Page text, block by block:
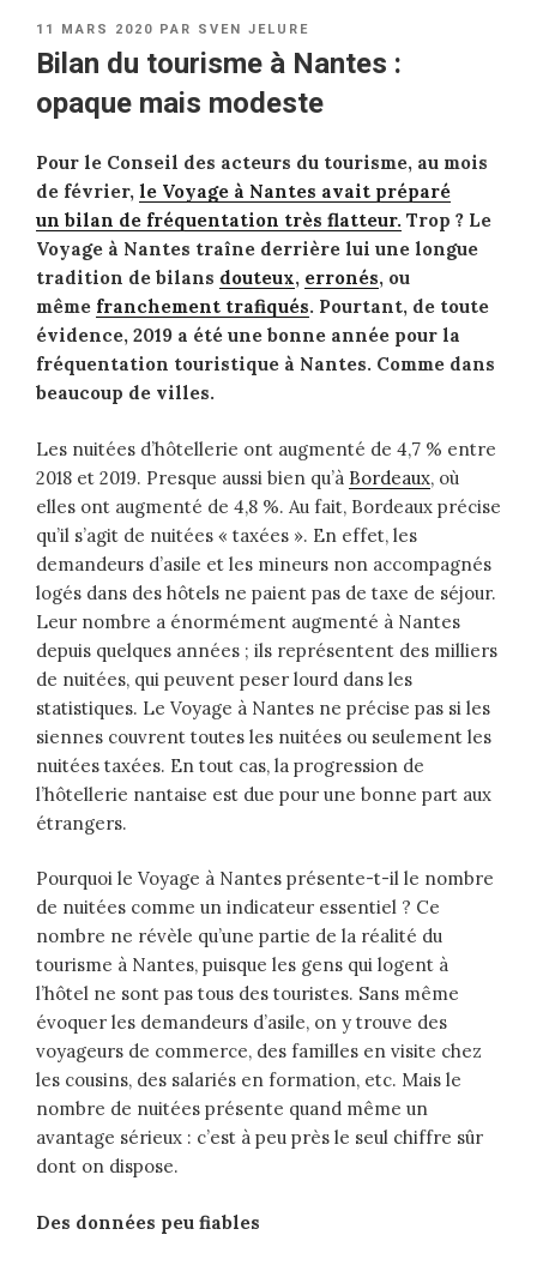
PUBLIÉ
LE
11 MARS 2020 PAR SVEN JELURE
Bilan du tourisme à Nantes :
opaque mais modeste
Pour le Conseil des acteurs du tourisme, au mois
de février, le Voyage à Nantes avait préparé
un bilan de fréquentation très flatteur. Trop ? Le
Voyage à Nantes traîne derrière lui une longue
tradition de bilans douteux, erronés, ou
même franchement trafiqués. Pourtant, de toute
évidence, 2019 a été une bonne année pour la
fréquentation touristique à Nantes. Comme dans
beaucoup de villes.
Les nuitées d’hôtellerie ont augmenté de 4,7 % entre
2018 et 2019. Presque aussi bien qu’à Bordeaux, où
elles ont augmenté de 4,8 %. Au fait, Bordeaux précise
qu’il s’agit de nuitées « taxées ». En effet, les
demandeurs d’asile et les mineurs non accompagnés
logés dans des hôtels ne paient pas de taxe de séjour.
Leur nombre a énormément augmenté à Nantes
depuis quelques années ; ils représentent des milliers
de nuitées, qui peuvent peser lourd dans les
statistiques. Le Voyage à Nantes ne précise pas si les
siennes couvrent toutes les nuitées ou seulement les
nuitées taxées. En tout cas, la progression de
l’hôtellerie nantaise est due pour une bonne part aux
étrangers.
Pourquoi le Voyage à Nantes présente-t-il le nombre
de nuitées comme un indicateur essentiel ? Ce
nombre ne révèle qu’une partie de la réalité du
tourisme à Nantes, puisque les gens qui logent à
l’hôtel ne sont pas tous des touristes. Sans même
évoquer les demandeurs d’asile, on y trouve des
voyageurs de commerce, des familles en visite chez
les cousins, des salariés en formation, etc. Mais le
nombre de nuitées présente quand même un
avantage sérieux : c’est à peu près le seul chiffre sûr
dont on dispose.
Des données peu fiables